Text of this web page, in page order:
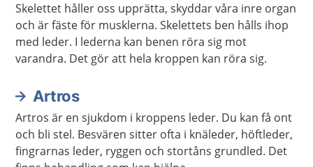
Skelettet håller oss upprätta, skyddar våra inre organ
och är fäste för musklerna. Skelettets ben hålls ihop
med leder. I lederna kan benen röra sig mot
varandra. Det gör att hela kroppen kan röra sig.
Artros
Artros är en sjukdom i kroppens leder. Du kan få ont
och bli stel. Besvären sitter ofta i knäleder, höftleder,
fingrarnas leder, ryggen och stortåns grundled. Det